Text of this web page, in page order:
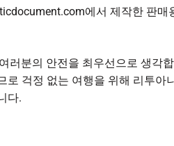
에서 제작한 판매
러분의 안전을 최우선으로 생각
로 걱정 없는 여행을 위해 리투아
다.